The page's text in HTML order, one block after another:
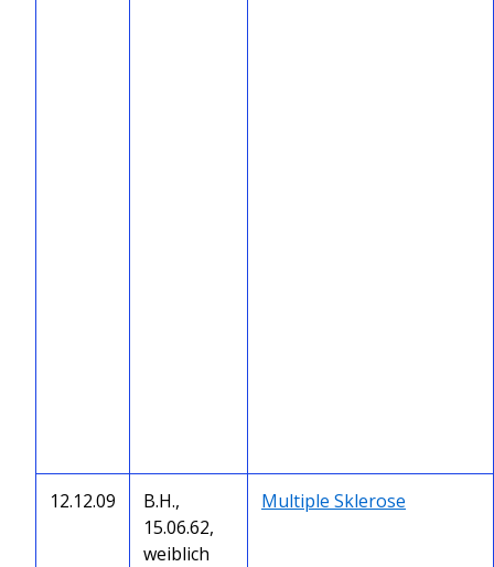
12.12.09
B.H.,
15.06.62,
weiblich
Multiple Sklerose